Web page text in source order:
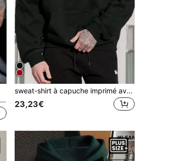
Sweat-shirt décontracté, ample et léger pour homme en grande taille, pour le printemps et l'automne
sweat-shirt à capuche imprimé avec cordon de serrage, grande taille pour hommes. Décontracté pour le port quotidien, automne, Top à manches longues
23,23€